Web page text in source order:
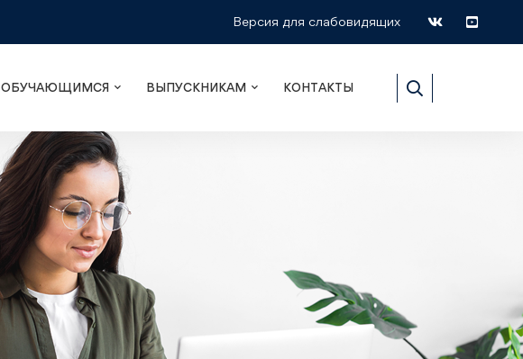
Версия для слабовидящих
ОБУЧАЮЩИМСЯ ВЫПУСКНИКАМ КОНТАКТЫ